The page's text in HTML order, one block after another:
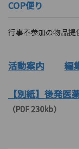
COP便り
行事不参加の物品提
活動案内 編
【別紙】後発医
（PDF 230kb）